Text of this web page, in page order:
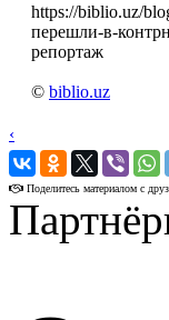
https://biblio.uz/
перешли-в-
репортаж
© biblio.uz
‹
›
Поделитесь материалом с